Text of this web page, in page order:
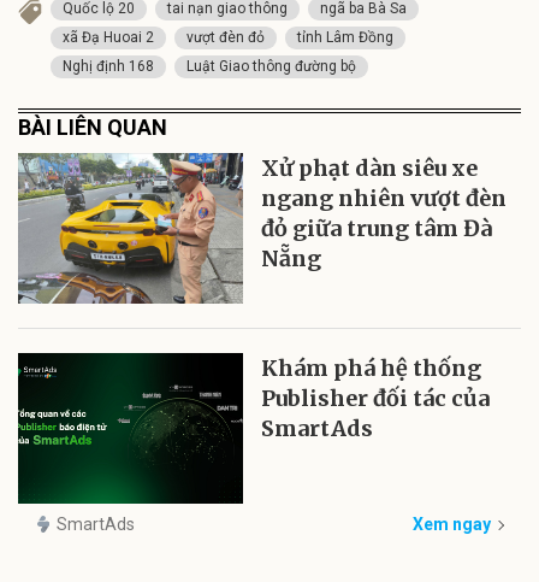
Quốc lộ 20 tai nạn giao thông
ngã ba Bà Sa
xã Đạ Huoai 2
vượt đèn đỏ
tỉnh Lâm Đồng
Nghị định 168
Luật Giao thông đường bộ
BÀI LIÊN QUAN
Xử phạt dàn siêu xe
ngang nhiên vượt đèn
đỏ giữa trung tâm Đà
Nẵng
Khám phá hệ thống
Publisher đối tác của
SmartAds
SmartAds Xem ngay